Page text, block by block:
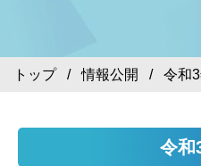
トップ/情報公開 / 令和3
令和